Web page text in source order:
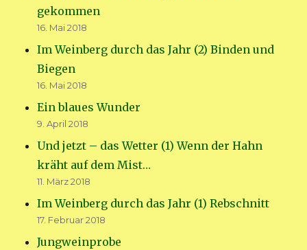
gekommen
16. Mai 2018
Im Weinberg durch das Jahr (2) Binden und
Biegen
16. Mai 2018
Ein blaues Wunder
9. April 2018
Und jetzt – das Wetter (1) Wenn der Hahn
kräht auf dem Mist…
11. März 2018
Im Weinberg durch das Jahr (1) Rebschnitt
17. Februar 2018
Jungweinprobe